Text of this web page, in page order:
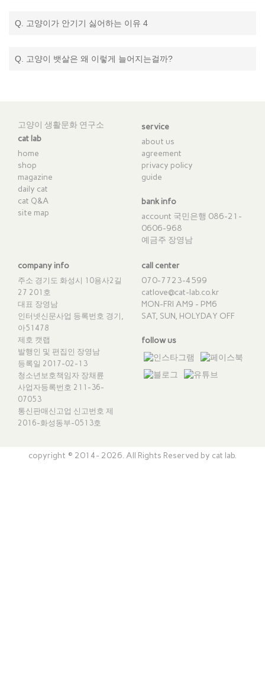
Q. 고양이가 안기기 싫어하는 이유 4
Q. 고양이 뱃살은 왜 이렇게 늘어지는걸까?
고양이 생활문화 연구소
cat lab
home
shop
magazine
daily cat
cat Q&A
site map
service
about us
agreement
privacy policy
guide
bank info
account 국민은행 086-21-
0606-968
예금주 장영남
company info
주소 경기도 화성시 10용사2길
27 201호
대표 장영남
인터넷신문사업 등록번호 경기,
아51478
제호 캣랩
발행인 및 편집인 장영남
등록일 2017-02-13
청소년보호책임자 장채륜
사업자등록번호 211-36-
07053
통신판매신고업 신고번호 제
2016-화성동부-0513호
call center
070-7723-4599
catlove@cat-lab.co.kr
MON-FRI AM9 - PM6
SAT, SUN, HOLYDAY OFF
follow us
copyright © 2014- 2026. All Rights Reserved by cat lab.